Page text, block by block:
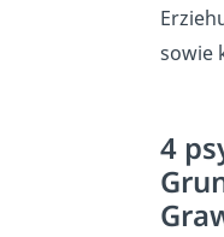
sowie
4